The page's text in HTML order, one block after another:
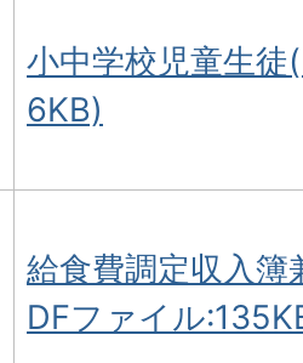
小中学校児童生
6KB)
給食費調定収入簿
DFファイル